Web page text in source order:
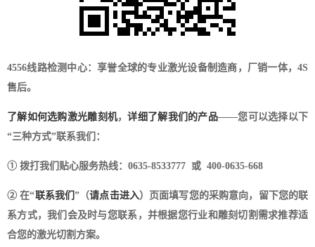
4556线路检测中心：享誉全球的专业激光设备制造商，厂销一体，4S
售后。
了解如何选购激光雕刻机，详细了解我们的产品——您可以选择以下
“三种方式”联系我们：
① 拨打我们贴心服务热线：0635-8533777 或 400-0635-668
② 在“联系我们”（请点击进入）页面填写您的采购意向，留下您的联
系方式，我们会及时与您联系，并根据您行业和雕刻切割需求推荐适
合您的激光切割方案。